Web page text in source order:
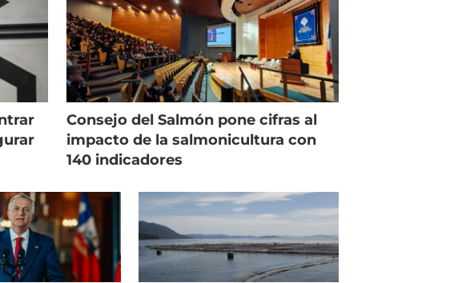
Consejo del Salmón pone cifras al
impacto de la salmonicultura con
140 indicadores